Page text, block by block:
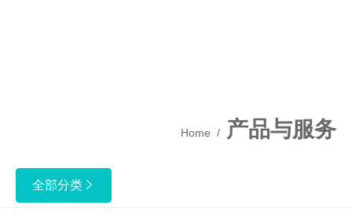
Home / 产品与服务
全部分类 